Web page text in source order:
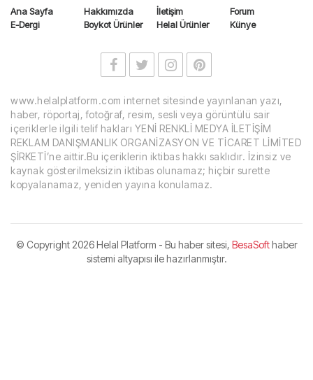
Ana Sayfa Hakkımızda İletişim
Forum
E-Dergi
Boykot Ürünler Helal Ürünler Künye
www.helalplatform.com internet sitesinde yayınlanan yazı,
haber, röportaj, fotoğraf, resim, sesli veya görüntülü sair
içeriklerle ilgili telif hakları YENİ RENKLİ MEDYA İLETİŞİM
REKLAM DANIŞMANLIK ORGANİZASYON VE TİCARET LİMİTED
ŞİRKETİ’ne aittir.Bu içeriklerin iktibas hakkı saklıdır. İzinsiz ve
kaynak gösterilmeksizin iktibas olunamaz; hiçbir surette
kopyalanamaz, yeniden yayına konulamaz.
© Copyright2026 Helal Platform - Bu haber sitesi, BesaSofthaber
sistemi altyapısı ile hazırlanmıştır.